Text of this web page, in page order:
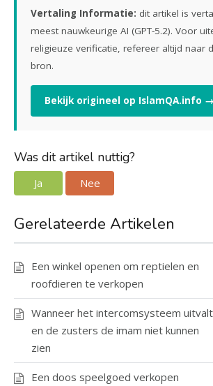
Vertaling Informatie: dit artikel is
meest nauwkeurige AI (GPT-5.2). Voor
religieuze verificatie, refereer altijd naar
bron.
Bekijk origineel op IslamQA.info →
Was dit artikel nuttig?
Ja Nee
Gerelateerde Artikelen
Een winkel openen om reptielen en
roofdieren te verkopen
Wanneer het intercomsysteem uitvalt
en de zusters de imam niet kunnen
zien
Een doos speelgoed verkopen